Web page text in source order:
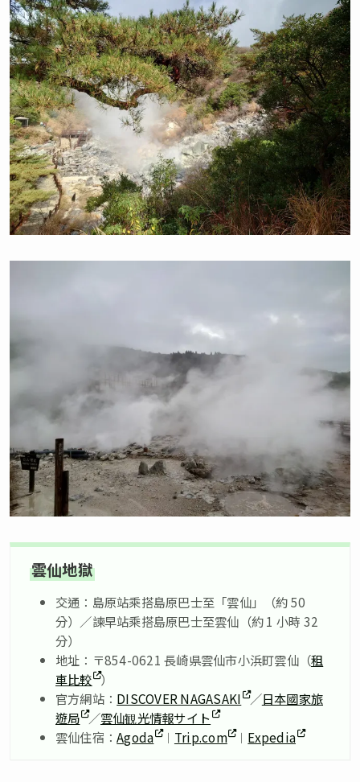
雲仙地獄
交通：島原站乘搭島原巴士至「雲仙」（約 50
分）／諫早站乘搭島原巴士至雲仙（約 1 小時 32
分）
地址：〒854-0621 長崎県雲仙市小浜町雲仙（租
車比較 ）
官方網站： DISCOVER NAGASAKI ／日本國家旅
遊局 ／雲仙観光情報サイト
雲仙住宿：Agoda ︱ Trip.com ︱ Expedia